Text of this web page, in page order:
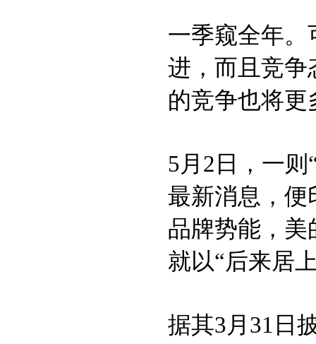
一季窥全年。
进，而且竞争
的竞争也将
5月2日，一
最新消息，便
品牌势能，美
就以“后来居
据其3月31日